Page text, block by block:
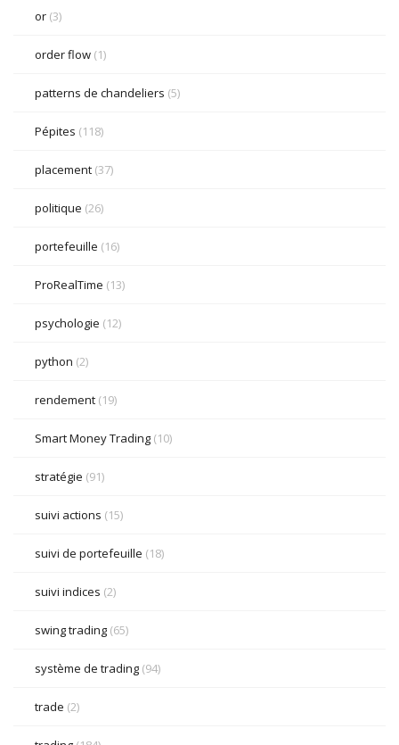
or (3)
order flow (1)
patterns de chandeliers (5)
Pépites (118)
placement (37)
politique (26)
portefeuille (16)
ProRealTime (13)
psychologie (12)
python (2)
rendement (19)
Smart Money Trading (10)
stratégie (91)
suivi actions (15)
suivi de portefeuille (18)
suivi indices (2)
swing trading (65)
système de trading (94)
trade (2)